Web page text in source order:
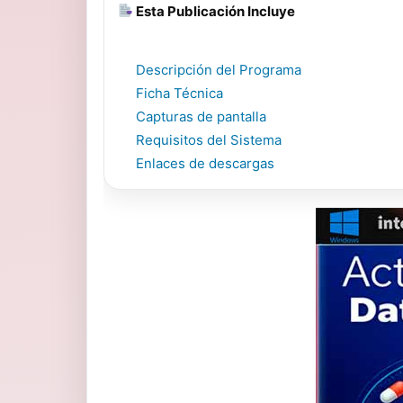
Esta Publicación Incluye
Descripción del Programa
Ficha Técnica
Capturas de pantalla
Requisitos del Sistema
Enlaces de descargas